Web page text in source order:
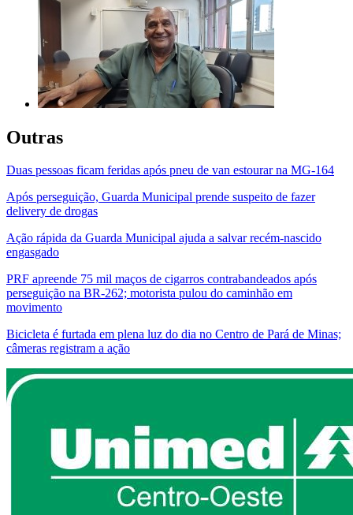
Outras
Duas pessoas ficam feridas após pneu de van estourar na MG-164
Após perseguição, Guarda Municipal prende suspeito de fazer
delivery de drogas
Ação rápida da Guarda Municipal ajuda a salvar recém-nascido
engasgado
PRF apreende 75 mil maços de cigarros contrabandeados após
perseguição na BR-262; motorista pulou do caminhão em
movimento
Bicicleta é furtada em plena luz do dia no Centro de Pará de Minas;
câmeras registram a ação